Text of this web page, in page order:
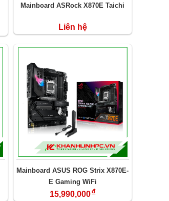
Mainboard ASRock X870E Taichi
Liên hệ
Mainboard ASUS ROG Strix X870E-
E Gaming WiFi
15,990,000đ